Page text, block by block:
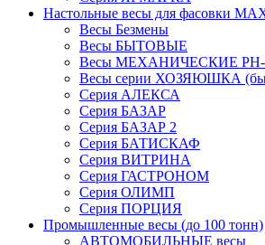
Настольные весы для фасовки
Весы Безмены
Весы БЫТОВЫЕ
Весы МЕХАНИЧЕСКИЕ
Весы серии ХОЗЯЮШКА
Серия АЛЕКСА
Серия БАЗАР
Серия БАЗАР 2
Серия БАТИСКАФ
Серия ВИТРИНА
Серия ГАСТРОНОМ
Серия ОЛИМП
Серия ПОРЦИЯ
Промышленные весы (до 100 тонн)
АВТОМОБИЛЬНЫЕ весы